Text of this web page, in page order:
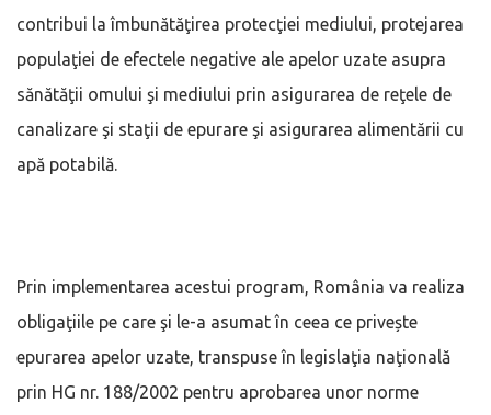
contribui la îmbunătăţirea protecţiei mediului, protejarea
populaţiei de efectele negative ale apelor uzate asupra
sănătăţii omului şi mediului prin asigurarea de reţele de
canalizare şi staţii de epurare şi asigurarea alimentării cu
apă potabilă.
Prin implementarea acestui program, România va realiza
obligaţiile pe care şi le-a asumat în ceea ce privește
epurarea apelor uzate, transpuse în legislaţia naţională
prin HG nr. 188/2002 pentru aprobarea unor norme